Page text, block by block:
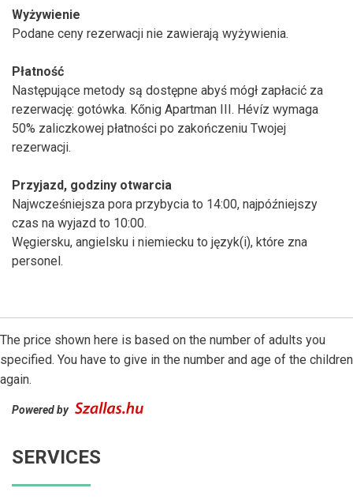
Wyżywienie
Podane ceny rezerwacji nie zawierają wyżywienia.
Płatność
Następujące metody są dostępne abyś mógł zapłacić za
rezerwację: gotówka. Kőnig Apartman III. Hévíz wymaga
50% zaliczkowej płatności po zakończeniu Twojej
rezerwacji.
Przyjazd, godziny otwarcia
Najwcześniejsza pora przybycia to 14:00, najpóźniejszy
czas na wyjazd to 10:00.
Węgiersku, angielsku i niemiecku to język(i), które zna
personel.
The price shown here is based on the number of adults you
specified. You have to give in the number and age of the children
again.
Powered by
SERVICES